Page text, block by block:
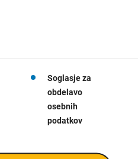
Soglasje za
obdelavo
osebnih
podatkov